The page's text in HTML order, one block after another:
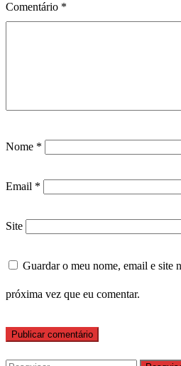
Comentário *
Nome *
Email *
Site
Guardar o meu nome, email e site
próxima vez que eu comentar.